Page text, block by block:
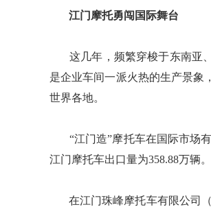
江门摩托勇闯国际舞台
这几年，频繁穿梭于东南亚、
是企业车间一派火热的生产景象
世界各地。
“江门造”摩托车在国际市场有
江门摩托车出口量为358.88万辆
在江门珠峰摩托车有限公司（